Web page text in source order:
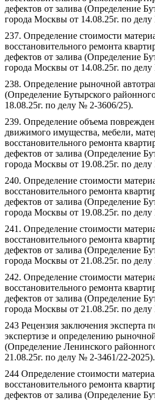
дефектов от залива (Определение
города Москвы от 14.08.25г. по
237. Определение стоимости
восстановительного ремонта
дефектов от залива (Определение
города Москвы от 14.08.25г. по
238. Определение рыночной
(Определение Бутырского
18.08.25г. по делу № 2-3606/25).
239. Определение объема
движимого имущества, мебели,
восстановительного ремонта
дефектов от залива (Определение
города Москвы от 19.08.25г. по
240. Определение стоимости
восстановительного ремонта
дефектов от залива (Определение
города Москвы от 19.08.25г. по
241. Определение стоимости
восстановительного ремонта
дефектов от залива (Определение
города Москвы от 21.08.25г. по
242. Определение стоимости
восстановительного ремонта
дефектов от залива (Определение
города Москвы от 21.08.25г. по
243 Рецензия заключения эксперта
экспертизе и определению
(Определение Ленинского
21.08.25г. по делу № 2-3461/22-2025).
244 Определение стоимости
восстановительного ремонта
дефектов от залива (Определение